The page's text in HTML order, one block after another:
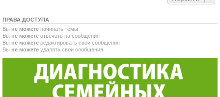
ПРАВА ДОСТУПА
Вы не можете начинать темы
Вы не можете отвечать на сообщения
Вы не можете редактировать свои сообщения
Вы не можете удалять свои сообщения